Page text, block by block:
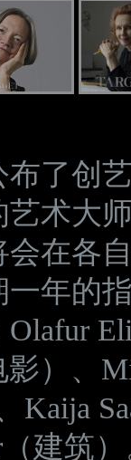
创艺
术大
各自
年的
影）、
Kaija
（建筑